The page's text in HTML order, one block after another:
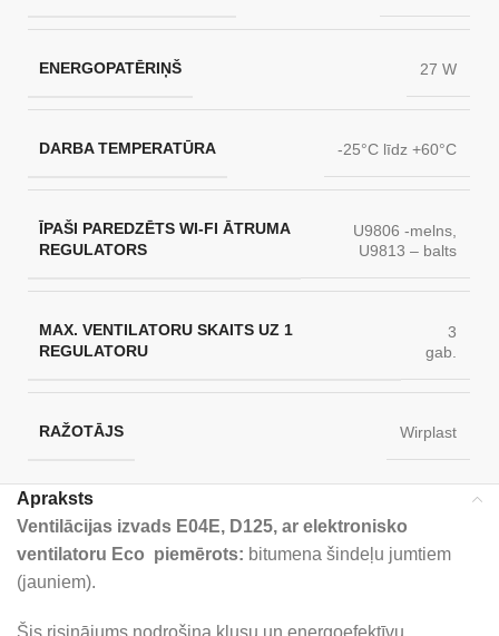
ENERGOPATĒRIŅŠ 27 W
DARBA TEMPERATŪRA -25°C līdz +60°C
ĪPAŠI PAREDZĒTS WI-FI ĀTRUMA
REGULATORS
U9806 -melns,
U9813 – balts
MAX. VENTILATORU SKAITS UZ 1
REGULATORU
3
gab.
RAŽOTĀJS Wirplast
Apraksts
Ventilācijas izvads E04E, D125, ar elektronisko
ventilatoru Eco piemērots: bitumena šindeļu jumtiem
(jauniem).